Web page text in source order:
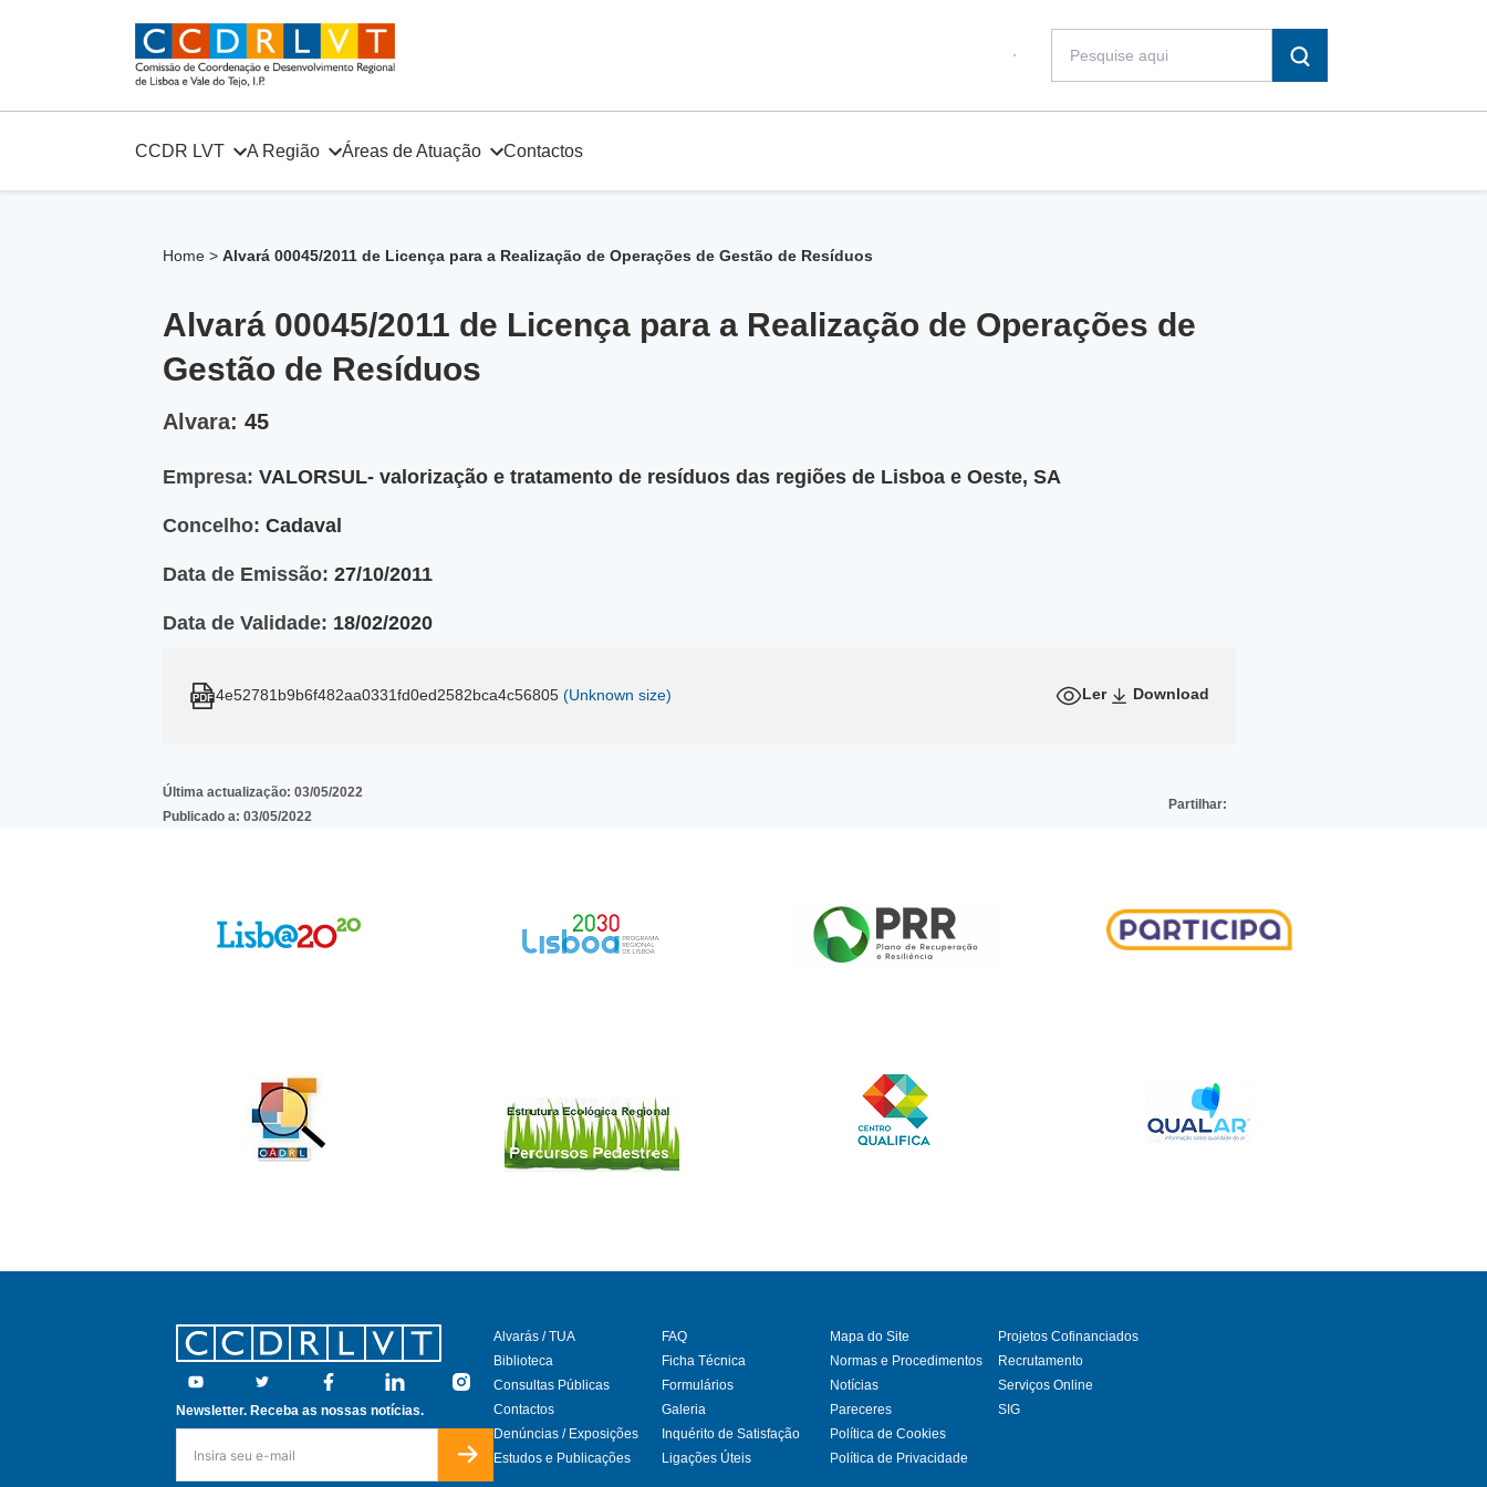
CCDR LVT A Região Áreas de Atuação Contactos
Home > Alvará 00045/2011 de Licença para a Realização de Operações de Gestão de Resíduos
Alvará 00045/2011 de Licença para a Realização de Operações de
Gestão de Resíduos
Alvara: 45
Empresa: VALORSUL- valorização e tratamento de resíduos das regiões de Lisboa e Oeste, SA
Concelho: Cadaval
Data de Emissão: 27/10/2011
Data de Validade: 18/02/2020
4e52781b9b6f482aa0331fd0ed2582bca4c56805 (Unknown size) Ler Download
Última actualização: 03/05/2022
Publicado a: 03/05/2022
Partilhar:
Footer
Youtube Twitter Facebook Linkedin
Instagram
Newsletter. Receba as nossas notícias.
Alvarás / TUA
Biblioteca
Consultas Públicas
Contactos
Denúncias / Exposições
Estudos e Publicações
FAQ
Ficha Técnica
Formulários
Galeria
Inquérito de Satisfação
Ligações Úteis
Mapa do Site
Normas e Procedimentos
Notícias
Pareceres
Política de Cookies
Política de Privacidade
Projetos Cofinanciados
Recrutamento
Serviços Online
SIG